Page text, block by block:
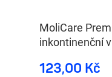
MoliCare
inkontinenční
123,00 Kč